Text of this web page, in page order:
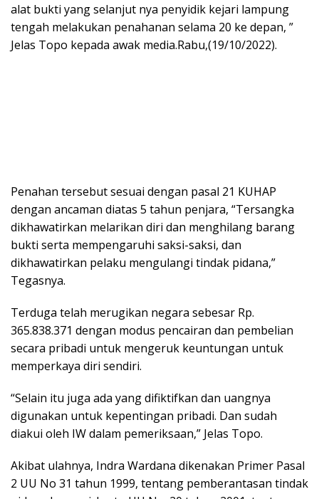
alat bukti yang selanjut nya penyidik kejari lampung
tengah melakukan penahanan selama 20 ke depan, ”
Jelas Topo kepada awak media.Rabu,(19/10/2022).
Penahan tersebut sesuai dengan pasal 21 KUHAP
dengan ancaman diatas 5 tahun penjara, “Tersangka
dikhawatirkan melarikan diri dan menghilang barang
bukti serta mempengaruhi saksi-saksi, dan
dikhawatirkan pelaku mengulangi tindak pidana,”
Tegasnya.
Terduga telah merugikan negara sebesar Rp.
365.838.371 dengan modus pencairan dan pembelian
secara pribadi untuk mengeruk keuntungan untuk
memperkaya diri sendiri.
“Selain itu juga ada yang difiktifkan dan uangnya
digunakan untuk kepentingan pribadi. Dan sudah
diakui oleh IW dalam pemeriksaan,” Jelas Topo.
Akibat ulahnya, Indra Wardana dikenakan Primer Pasal
2 UU No 31 tahun 1999, tentang pemberantasan tindak